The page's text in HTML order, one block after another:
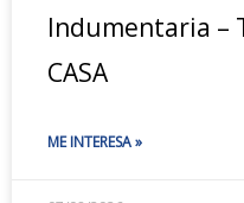
Indumentaria –
CASA
ME INTERESA »